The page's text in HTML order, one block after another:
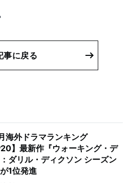
事に戻る
海外ドラマランキング
】最新作『ウォーキング・デ
ダリル・ディクソン シーズン
1位発進